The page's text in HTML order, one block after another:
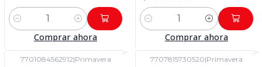
Cantidad
Comprar ahora
Cantidad
Comprar ahora
7701084562912|Primavera 7707815730520|Primavera